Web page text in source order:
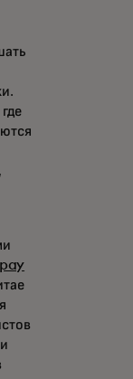
opens in a new